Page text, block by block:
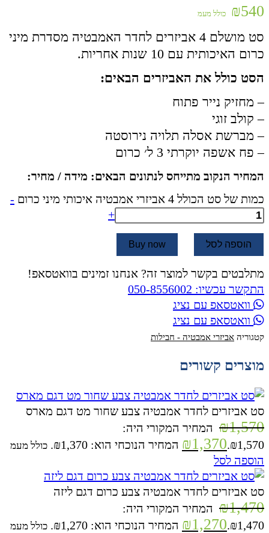
₪540 כולל מעמ
סט מושלם 4 אביזרים לחדר האמבטיה מסדרת מיני
כרום האיכותית עם 10 שנות אחריות.
הסט כולל את האביזרים הבאים:
– מחזיק נייר פתוח
– קולב זוגי
– מברשת אסלה תלויה נירוסטה
– פח אשפה יוקרתי 3 ל׳ כרום
המחיר הנקוב מתייחס לנתונים הבאים: מידה / מחיר:
כמות של סט הכולל 4 אביזרי אמבטיה איכותי מיני כרום
-
+
הוספה לסל Buy now
מתלבטים בקשר למוצר זה? אנחנו זמינים בוואטסאפ!
התקשר עכשיו: 050-8556002
וואטסאפ עם נציג
וואטסאפ עם נציג
קטגוריה אביזרי אמבטיה - חבילות
מוצרים קשורים
סט אביזרים לחדר אמבטיה צבע שחור מט דגם מארס
₪1,570
המחיר המקורי היה:
₪1,570.
₪1,370 המחיר הנוכחי הוא: ₪1,370. כולל מעמ
הוספה לסל
סט אביזרים לחדר אמבטיה צבע כרום דגם ליזה
₪1,470
המחיר המקורי היה:
₪1,470.
₪1,270 המחיר הנוכחי הוא: ₪1,270. כולל מעמ